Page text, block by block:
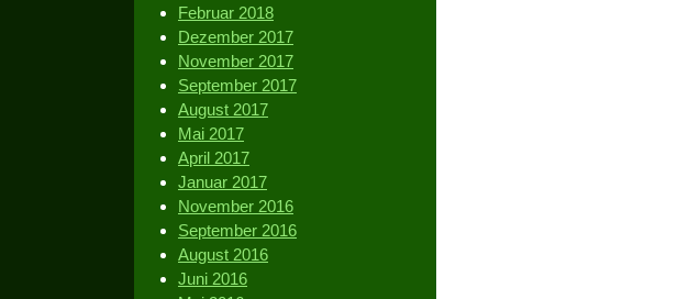
Februar 2018
Dezember 2017
November 2017
September 2017
August 2017
Mai 2017
April 2017
Januar 2017
November 2016
September 2016
August 2016
Juni 2016